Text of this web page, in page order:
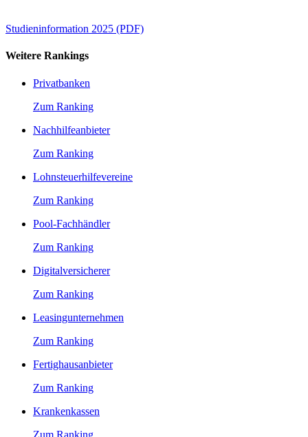
Studieninformation 2025 (PDF)
Weitere Rankings
Privatbanken
Zum Ranking
Nachhilfeanbieter
Zum Ranking
Lohnsteuerhilfevereine
Zum Ranking
Pool-Fachhändler
Zum Ranking
Digitalversicherer
Zum Ranking
Leasingunternehmen
Zum Ranking
Fertighausanbieter
Zum Ranking
Krankenkassen
Zum Ranking